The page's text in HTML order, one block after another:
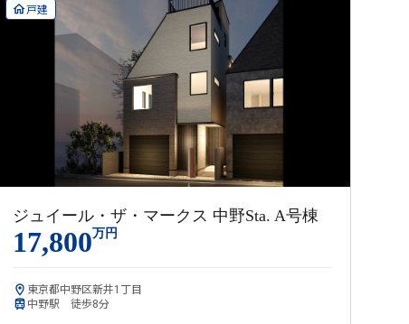
戸建
ジュイール・ザ・マークス 中野Sta. A号棟
17,800万円
東京都中野区新井1丁目
中野駅 徒歩8分